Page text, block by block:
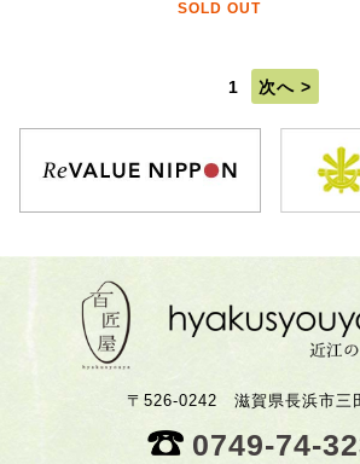
SOLD OUT
1 次へ >
〒526-0242 滋賀県長浜市三
0749-74-